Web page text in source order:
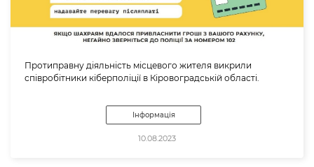
Протиправну діяльність місцевого жителя викрили
співробітники кіберполіції в Кіровоградській області.
Інформація
10.08.2023